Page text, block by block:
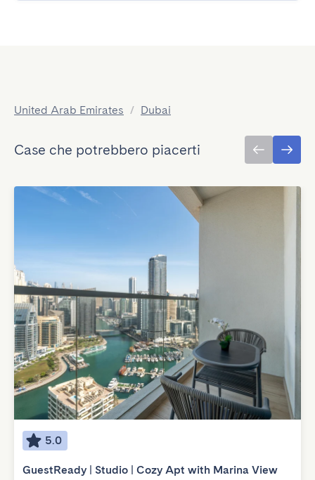
United Arab Emirates / Dubai
Case che potrebbero piacerti
5.0
GuestReady | Studio | Cozy Apt with Marina View